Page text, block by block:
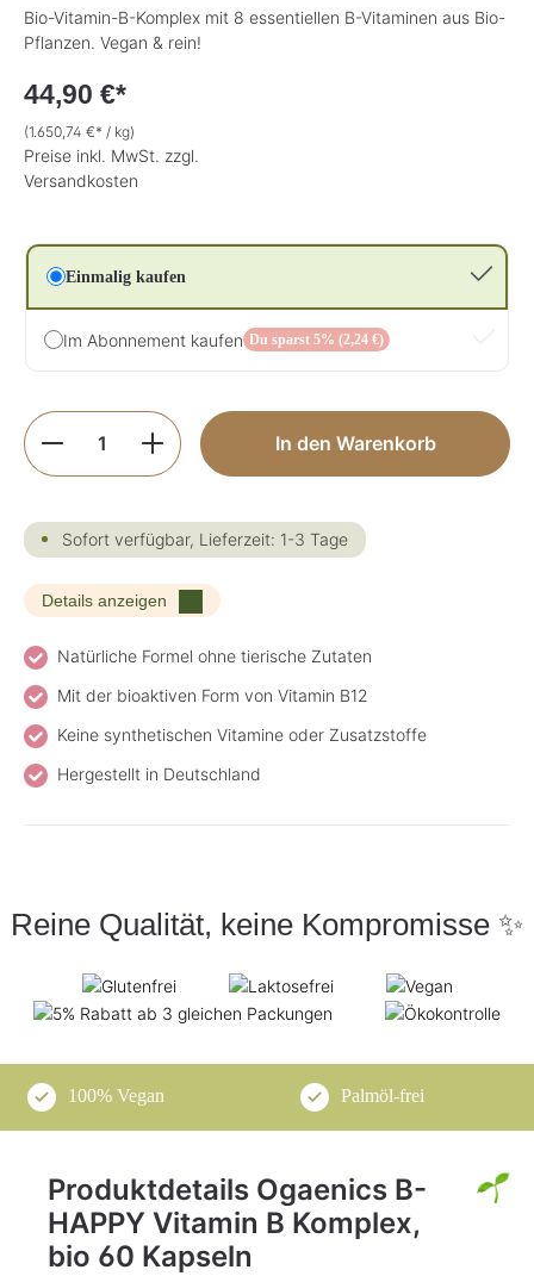
Bio-Vitamin-B-Komplex mit 8 essentiellen B-Vitaminen aus Bio-
Pflanzen. Vegan & rein!
44,90 €*
(1.650,74 €* / kg)
Preise inkl. MwSt. zzgl.
Versandkosten
Einmalig kaufen
Im Abonnement kaufen Du sparst 5% (2,24 €)
Produkt Anzahl: Gib den gewünschten
In den Warenkorb
Sofort verfügbar, Lieferzeit: 1-3 Tage
Details anzeigen
Natürliche Formel ohne tierische Zutaten
Mit der bioaktiven Form von Vitamin B12
Keine synthetischen Vitamine oder Zusatzstoffe
Hergestellt in Deutschland
Reine Qualität, keine Kompromisse ✨
100% Vegan Palmöl-frei
Produktdetails Ogaenics B-
HAPPY Vitamin B Komplex,
bio 60 Kapseln